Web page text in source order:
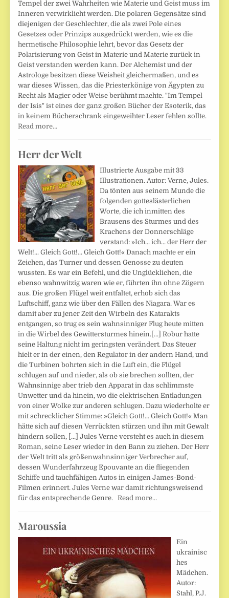
Tempel der zwei Wahrheiten wie Materie und Geist muss im
Inneren verwirklicht werden. Die polaren Gegensätze sind
diejenigen der Geschlechter, die als zwei Pole eines
Gesetzes oder Prinzips ausgedrückt werden, wie es die
hermetische Philosophie lehrt, bevor das Gesetz der
Polarisierung von Geist in Materie und Materie zurück in
Geist verstanden werden kann. Der Alchemist und der
Astrologe besitzen diese Weisheit gleichermaßen, und es
war dieses Wissen, das die Priesterkönige von Ägypten zu
Recht als Magier oder Weise berühmt machte. "Im Tempel
der Isis" ist eines der ganz großen Bücher der Esoterik, das
in keinem Bücherschrank eingeweihter Leser fehlen sollte.
Read more…
Herr der Welt
Illustrierte Ausgabe mit 33
Illustrationen. Autor: Verne, Jules.
Da tönten aus seinem Munde die
folgenden gotteslästerlichen
Worte, die ich inmitten des
Brausens des Sturmes und des
Krachens der Donnerschläge
verstand: »Ich... ich... der Herr der
Welt!... Gleich Gott!... Gleich Gott!« Danach machte er ein
Zeichen, das Turner und dessen Genosse zu deuten
wussten. Es war ein Befehl, und die Unglücklichen, die
ebenso wahnwitzig waren wie er, führten ihn ohne Zögern
aus. Die großen Flügel weit entfaltet, erhob sich das
Luftschiff, ganz wie über den Fällen des Niagara. War es
damit aber zu jener Zeit den Wirbeln des Katarakts
entgangen, so trug es sein wahnsinniger Flug heute mitten
in die Wirbel des Gewittersturmes hinein.[...] Robur hatte
seine Haltung nicht im geringsten verändert. Das Steuer
hielt er in der einen, den Regulator in der andern Hand, und
die Turbinen bohrten sich in die Luft ein, die Flügel
schlugen auf und nieder, als ob sie brechen sollten, der
Wahnsinnige aber trieb den Apparat in das schlimmste
Unwetter und da hinein, wo die elektrischen Entladungen
von einer Wolke zur anderen schlugen. Dazu wiederholte er
mit schrecklicher Stimme: »Gleich Gott!... Gleich Gott!« Man
hätte sich auf diesen Verrückten stürzen und ihn mit Gewalt
hindern sollen, [...] Jules Verne versteht es auch in diesem
Roman, seine Leser wieder in den Bann zu ziehen. Der Herr
der Welt tritt als größenwahnsinniger Verbrecher auf,
dessen Wunderfahrzeug Epouvante an die fliegenden
Schiffe und tauchfähigen Autos in einigen James-Bond-
Filmen erinnert. Jules Verne war damit richtungsweisend
für das entsprechende Genre.Read more…
Maroussia
Ein
ukrainisc
hes
Mädchen.
Autor:
Stahl, P.J.